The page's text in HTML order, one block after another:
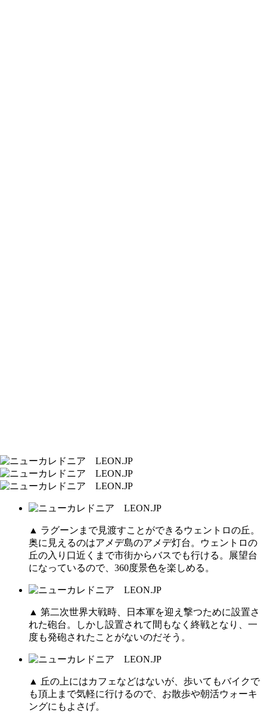
▲ ラグーンまで見渡すことができるウェントロの丘。
奥に見えるのはアメデ島のアメデ灯台。ウェントロの
丘の入り口近くまで市街からバスでも行ける。展望台
になっているので、360度景色を楽しめる。
▲ 第二次世界大戦時、日本軍を迎え撃つために設置さ
れた砲台。しかし設置されて間もなく終戦となり、一
度も発砲されたことがないのだそう。
▲ 丘の上にはカフェなどはないが、歩いてもバイクで
も頂上まで気軽に行けるので、お散歩や朝活ウォーキ
ングにもよさげ。